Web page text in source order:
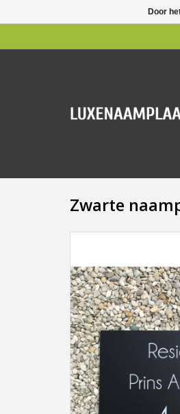
Zwarte
Door